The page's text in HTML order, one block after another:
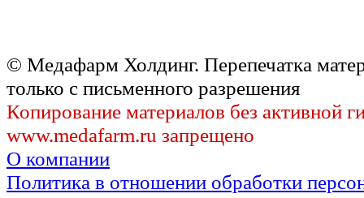
© Медафарм Холдинг. Перепечатка
только с письменного разрешения
Копирование материалов без активной
www.medafarm.ru запрещено
О компании
Политика в отношении обработки